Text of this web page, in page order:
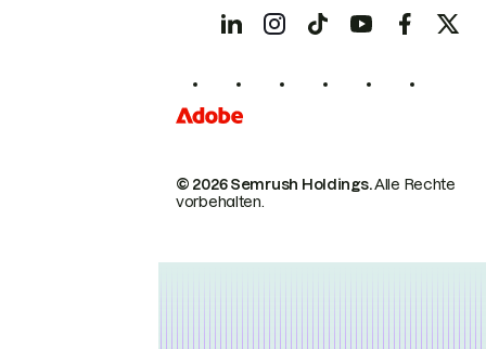
© 2026 Semrush Holdings.Alle Rechte
vorbehalten.